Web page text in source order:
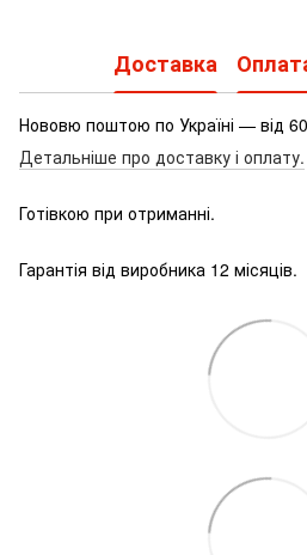
Доставка
Нововю поштою по Україні — від
Детальніше про доставку і оплату.
Готівкою при отриманні.
Гарантія від виробника 12 місяців.